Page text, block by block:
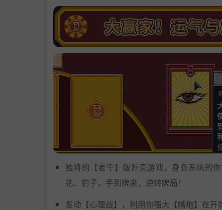
独特的【老千】版扑克游戏，身负系统的
花、豹子，手到牌来，逆转牌局！
发动【心理战】，利用你强大【嘴炮】在开